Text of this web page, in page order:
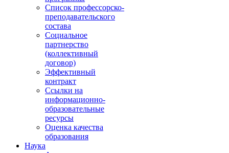
Список профессорско-
преподавательского
состава
Социальное
партнерство
(коллективный
договор)
Эффективный
контракт
Ссылки на
информационно-
образовательные
ресурсы
Оценка качества
образования
Наука